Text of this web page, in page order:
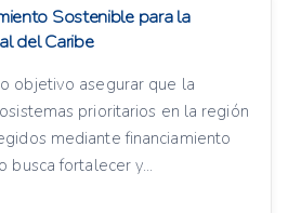
Sostenible para la
del Caribe
objetivo asegurar que la
prioritarios en la región
mediante financiamiento
busca fortalecer y...